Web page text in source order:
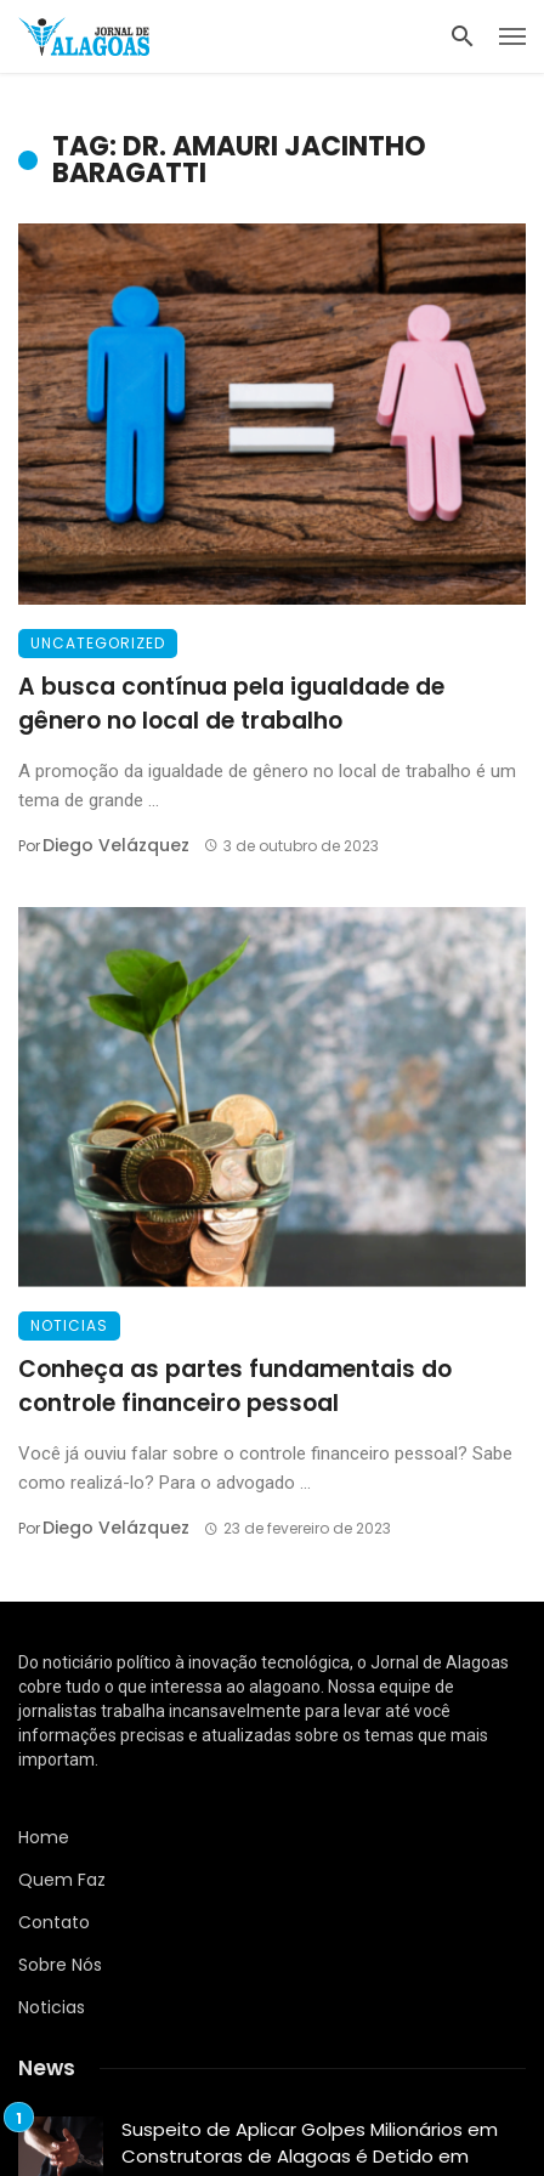
TAG: DR. AMAURI JACINTHO
BARAGATTI
UNCATEGORIZED
A busca contínua pela igualdade de
gênero no local de trabalho
A promoção da igualdade de gênero no local de trabalho é um
tema de grande ...
PorDiego Velázquez 3 de outubro de 2023
NOTICIAS
Conheça as partes fundamentais do
controle financeiro pessoal
Você já ouviu falar sobre o controle financeiro pessoal? Sabe
como realizá-lo? Para o advogado ...
PorDiego Velázquez 23 de fevereiro de 2023
Do noticiário político à inovação tecnológica, o Jornal de Alagoas
cobre tudo o que interessa ao alagoano. Nossa equipe de
jornalistas trabalha incansavelmente para levar até você
informações precisas e atualizadas sobre os temas que mais
importam.
Home
Quem Faz
Contato
Sobre Nós
Noticias
News
Suspeito de Aplicar Golpes Milionários em
Construtoras de Alagoas é Detido em